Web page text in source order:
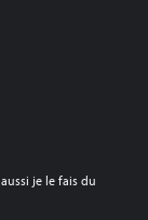
je le fais du